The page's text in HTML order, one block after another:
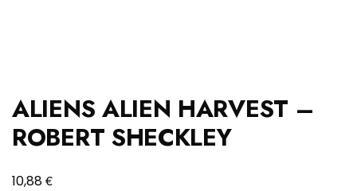
ALIENS ALIEN HARVEST –
ROBERT SHECKLEY
10,88€